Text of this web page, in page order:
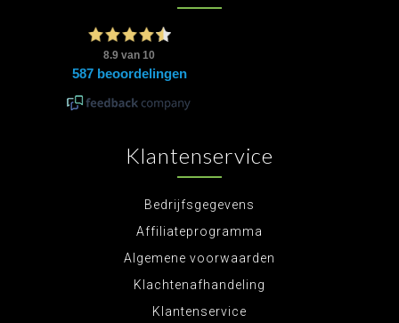
Klantenservice
Bedrijfsgegevens
Affiliateprogramma
Algemene voorwaarden
Klachtenafhandeling
Klantenservice